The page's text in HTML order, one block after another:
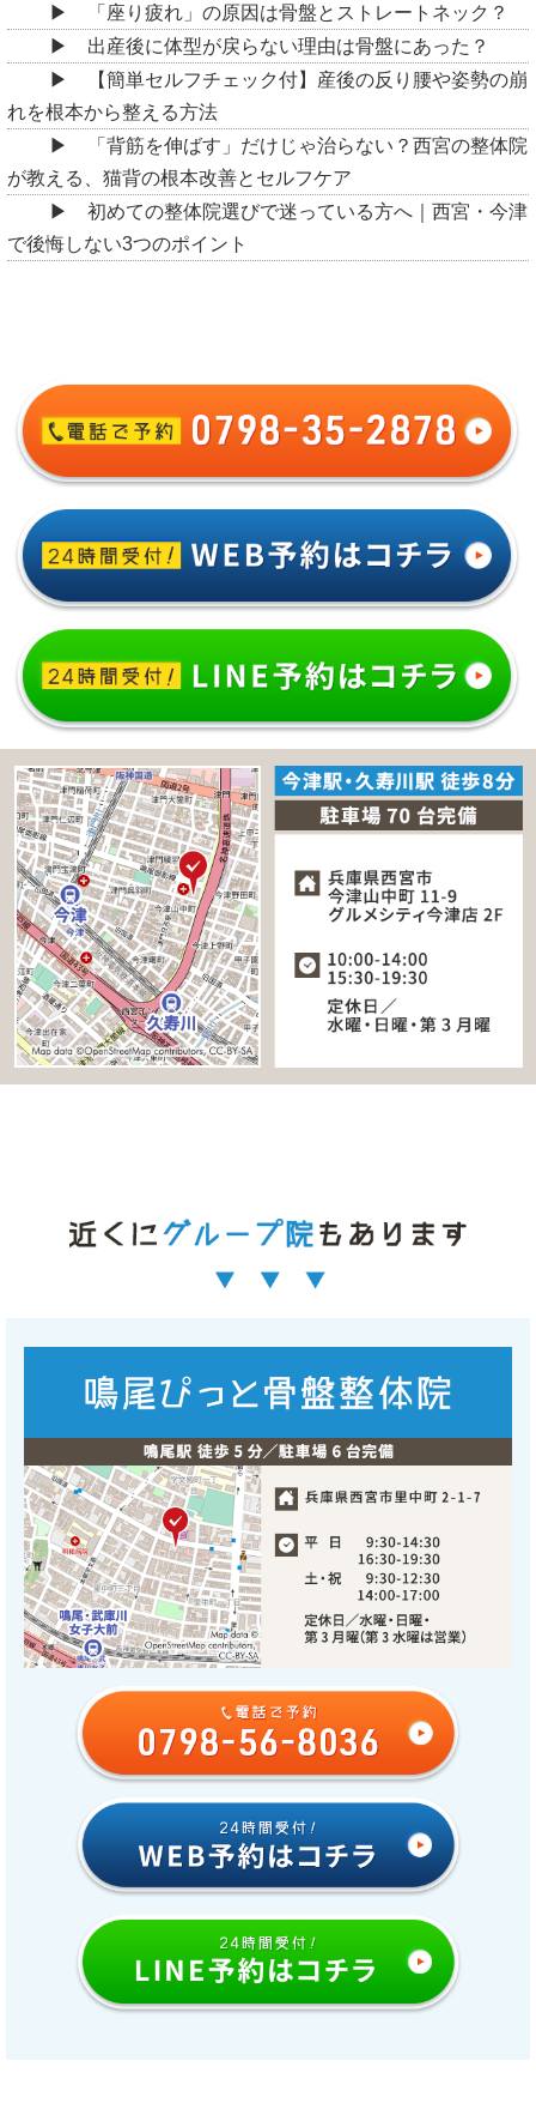
「座り疲れ」の原因は骨盤とストレートネック？
出産後に体型が戻らない理由は骨盤にあった？
【簡単セルフチェック付】産後の反り腰や姿勢の崩
れを根本から整える方法
「背筋を伸ばす」だけじゃ治らない？西宮の整体院
が教える、猫背の根本改善とセルフケア
初めての整体院選びで迷っている方へ｜西宮・今津
で後悔しない3つのポイント